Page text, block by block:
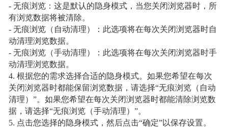
- 无痕浏览：这是默认的隐身模式，当您关闭浏览器时，所
有浏览数据将被清除。
- 无痕浏览（自动清理）：此选项将在每次关闭浏览器时自
动清理浏览数据。
- 无痕浏览（手动清理）：此选项将在每次关闭浏览器时手
动清理浏览数据。
4. 根据您的需求选择合适的隐身模式。如果您希望在每次
关闭浏览器时都能保留浏览数据，请选择“无痕浏览（自动
清理）”。如果您希望在每次关闭浏览器时都能清除浏览数
据，请选择“无痕浏览（手动清理）”。
5. 点击您选择的隐身模式，然后点击“确定”以保存设置。